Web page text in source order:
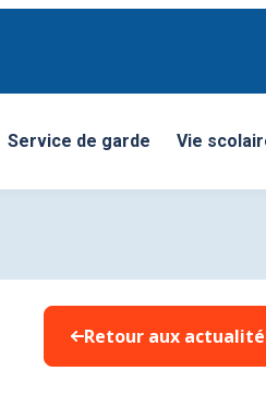
Service de garde Vie
Retour aux